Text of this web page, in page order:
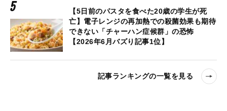
【5日前のパスタを食べた20歳の学生が死
亡】電子レンジの再加熱での殺菌効果も期待
できない「チャーハン症候群」の恐怖
【2026年6月バズり記事1位】
記事ランキングの一覧を見る